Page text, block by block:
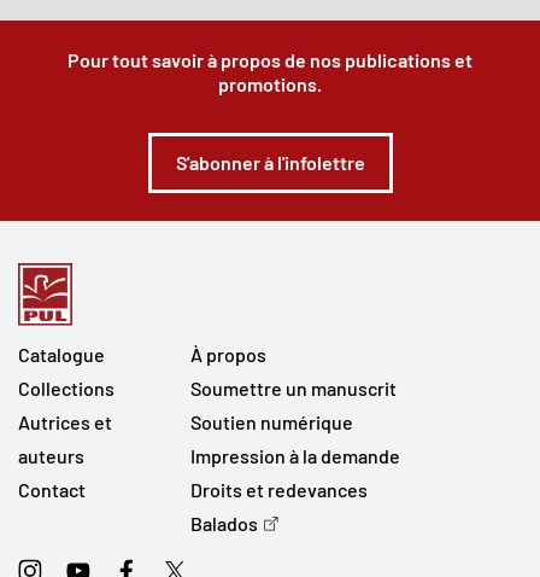
Pour tout savoir à propos de nos publications et
promotions.
S'abonner à l'infolettre
Catalogue
Collections
Autrices et
auteurs
Contact
À propos
Soumettre un manuscrit
Soutien numérique
Impression à la demande
Droits et redevances
Balados